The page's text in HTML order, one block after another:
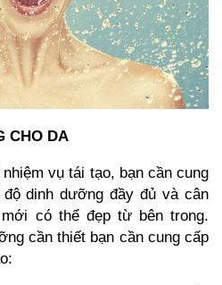
CHO DA
vụ tái tạo, bạn cần cung
dinh dưỡng đầy đủ và cân
có thể đẹp từ bên trong.
cần thiết bạn cần cung cấp